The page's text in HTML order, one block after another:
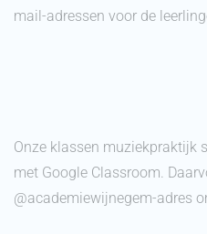
mail-adressen voor de
Onze klassen muziekpraktijk
met Google Classroom.
@academiewijnegem-adres